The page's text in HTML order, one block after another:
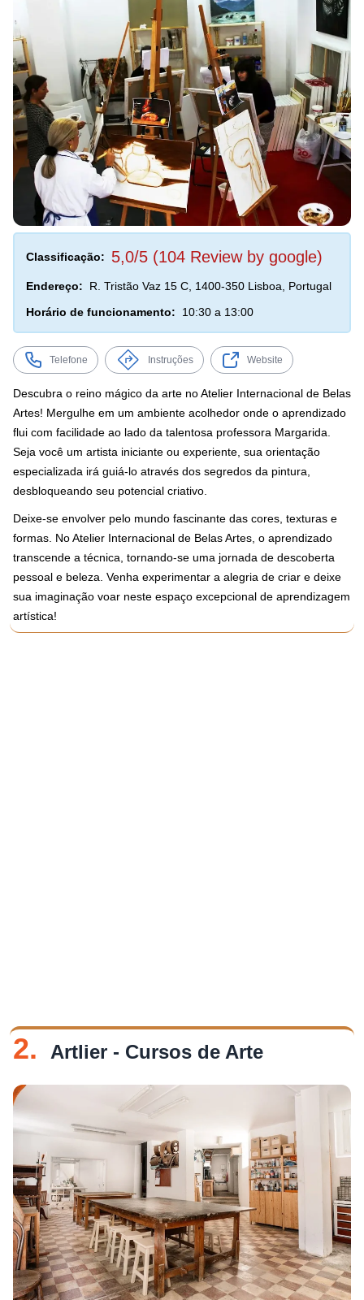
Classificação: 5,0/5 (104 Review by google)
Endereço:
R. Tristão Vaz 15 C, 1400-350 Lisboa, Portugal
Horário de funcionamento:
10:30 a 13:00
Telefone Instruções Website
Descubra o reino mágico da arte no Atelier Internacional de Belas
Artes! Mergulhe em um ambiente acolhedor onde o aprendizado
flui com facilidade ao lado da talentosa professora Margarida.
Seja você um artista iniciante ou experiente, sua orientação
especializada irá guiá-lo através dos segredos da pintura,
desbloqueando seu potencial criativo.
Deixe-se envolver pelo mundo fascinante das cores, texturas e
formas. No Atelier Internacional de Belas Artes, o aprendizado
transcende a técnica, tornando-se uma jornada de descoberta
pessoal e beleza. Venha experimentar a alegria de criar e deixe
sua imaginação voar neste espaço excepcional de aprendizagem
artística!
2. Artlier - Cursos de Arte